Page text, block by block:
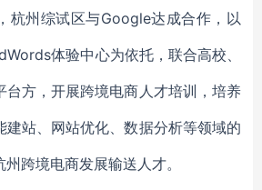
杭州综试区与Google达成合作，以
体验中心为依托，联合高校、
台方，开展跨境电商人才培训，培养
建站、网站优化、数据分析等领域的
跨境电商发展输送人才。